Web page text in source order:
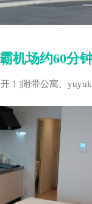
机场约60分
！]附带公寓、